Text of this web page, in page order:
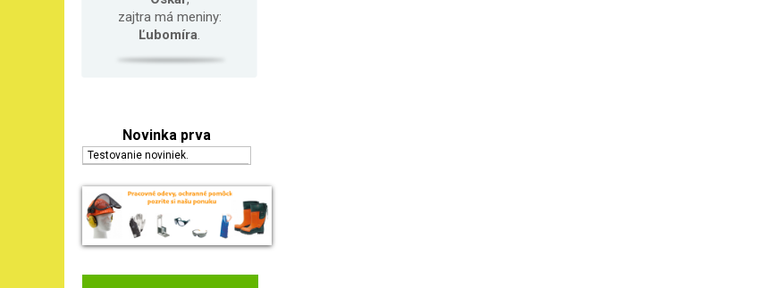
zajtra má meniny:
Ľubomíra.
Novinka prva
Testovanie noviniek.